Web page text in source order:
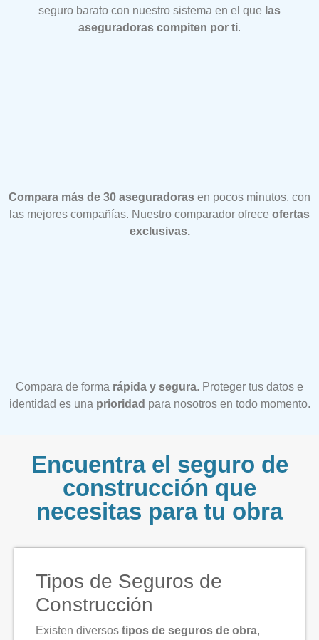
seguro barato con nuestro sistema en el que las
aseguradoras compiten por ti.
Compara más de 30 aseguradoras en pocos minutos, con
las mejores compañías. Nuestro comparador ofrece ofertas
exclusivas.
Compara de forma rápida y segura. Proteger tus datos e
identidad es una prioridad para nosotros en todo momento.
Encuentra el seguro de
construcción que
necesitas para tu obra
Tipos de Seguros de
Construcción
Existen diversos tipos de seguros de obra,